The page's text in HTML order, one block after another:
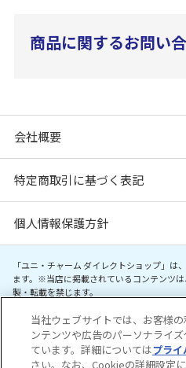
商品に関するお問い
会社概要
特定商取引に基づく表記
個人情報保護方針
Copyright©
「ユニ・チャーム ダイレクトショップ」
ます。※当店に掲載されているコンテンツ
製・転載を禁じます。
当社ウェブサイトでは、お客様
ンテンツや広告のパーソナライ
ています。詳細についてはプラ
さい。なお、Cookieの詳細設定